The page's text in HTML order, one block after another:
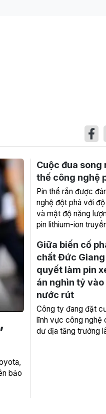
bảo
Cuộc đua song
thế công nghệ
Pin thể rắn được
nghệ đột phá với
và mật độ năng
pin lithium-ion
Giữa biến cố
chất Đức
quyết làm pin
án nghìn tỷ vào
nước rút
Công ty đang đặt
lĩnh vực công nghệ
dư địa tăng trưởng